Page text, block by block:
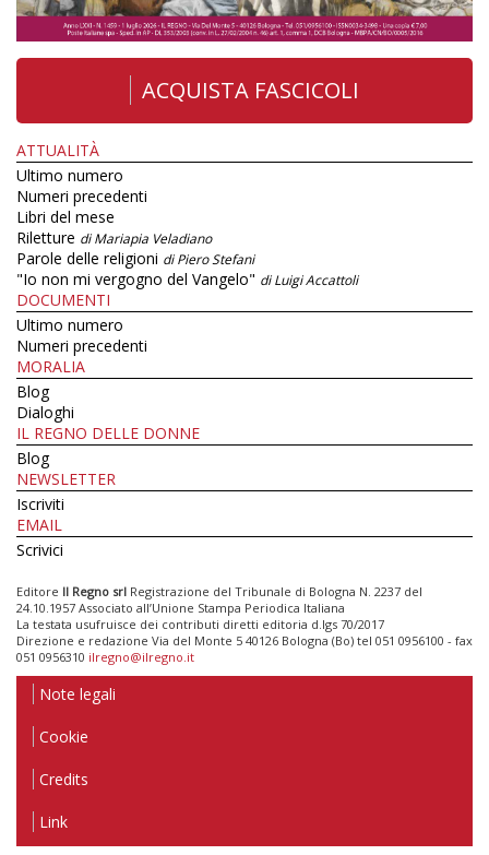
ACQUISTA FASCICOLI
ATTUALITÀ
Ultimo numero
Numeri precedenti
Libri del mese
Riletture di Mariapia Veladiano
Parole delle religioni di Piero Stefani
"Io non mi vergogno del Vangelo" di Luigi Accattoli
DOCUMENTI
Ultimo numero
Numeri precedenti
MORALIA
Blog
Dialoghi
IL REGNO DELLE DONNE
Blog
NEWSLETTER
Iscriviti
EMAIL
Scrivici
Editore Il Regno srl Registrazione del Tribunale di Bologna N. 2237 del
24.10.1957 Associato all’Unione Stampa Periodica Italiana
La testata usufruisce dei contributi diretti editoria d.lgs 70/2017
Direzione e redazione Via del Monte 5 40126 Bologna (Bo) tel 051 0956100 - fax
051 0956310 ilregno@ilregno.it
Note legali
Cookie
Credits
Link